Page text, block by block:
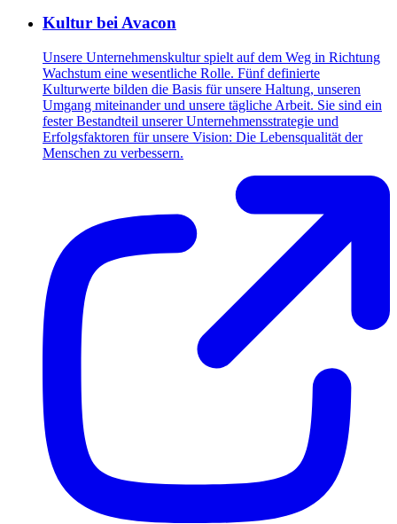
Kultur bei Avacon
Unsere Unternehmenskultur spielt auf dem Weg in Richtung
Wachstum eine wesentliche Rolle. Fünf definierte
Kulturwerte bilden die Basis für unsere Haltung, unseren
Umgang miteinander und unsere tägliche Arbeit. Sie sind ein
fester Bestandteil unserer Unternehmensstrategie und
Erfolgsfaktoren für unsere Vision: Die Lebensqualität der
Menschen zu verbessern.